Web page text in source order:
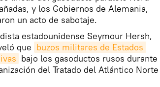
y los Gobiernos de Alemania,
un acto de sabotaje.
estadounidense Seymour Hersh,
que buzos militares de Estados
bajo los gasoductos rusos durante
del Tratado del Atlántico Norte